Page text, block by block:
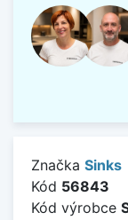
Značka Sinks
Kód 56843
Kód výrobce